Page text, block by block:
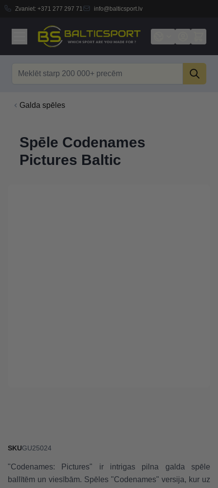
Zvaniet: +371 277 297 71 info@balticsport.lv
Galda spēles
Spēle Codenames
Pictures Baltic
SKUGU25024
"Codenames: Pictures" ir intrigas pilna galda spēle
ballītēm un viesībām. Spēles "Codenames" versija, kur uz